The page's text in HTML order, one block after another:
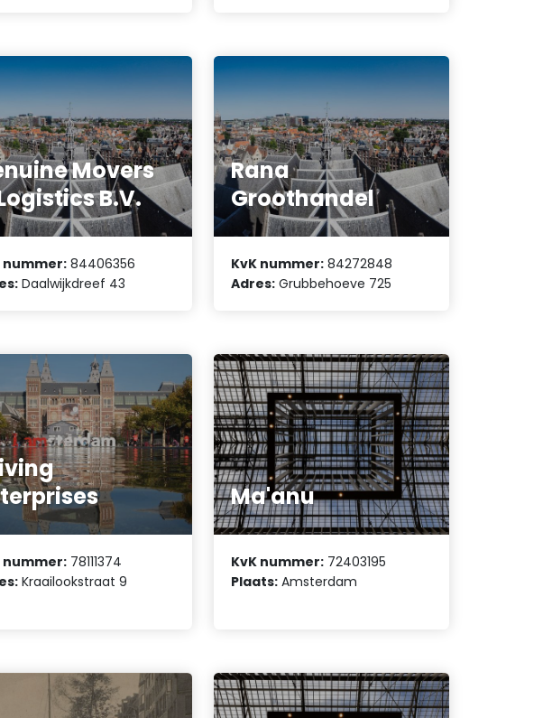
Movers
B.V.
nummer: 84406356
Daalwijkdreef 43
Rana
Groothandel
KvK nummer: 84272848
Adres: Grubbehoeve 725
nummer: 78111374
Kraailookstraat 9
Ma'anu
KvK nummer: 72403195
Plaats: Amsterdam